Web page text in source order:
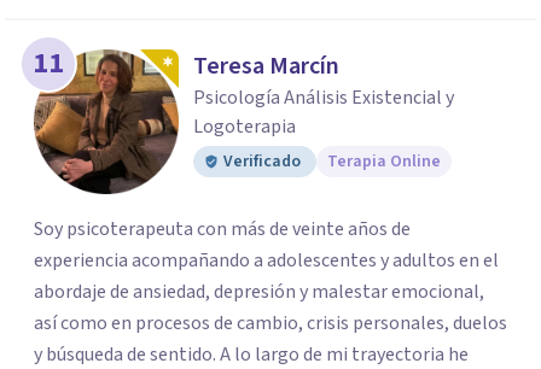
11 Teresa Marcín
Psicología Análisis Existencial y
Logoterapia
Verificado Terapia Online
Soy psicoterapeuta con más de veinte años de
experiencia acompañando a adolescentes y adultos en el
abordaje de ansiedad, depresión y malestar emocional,
así como en procesos de cambio, crisis personales, duelos
y búsqueda de sentido. A lo largo de mi trayectoria he